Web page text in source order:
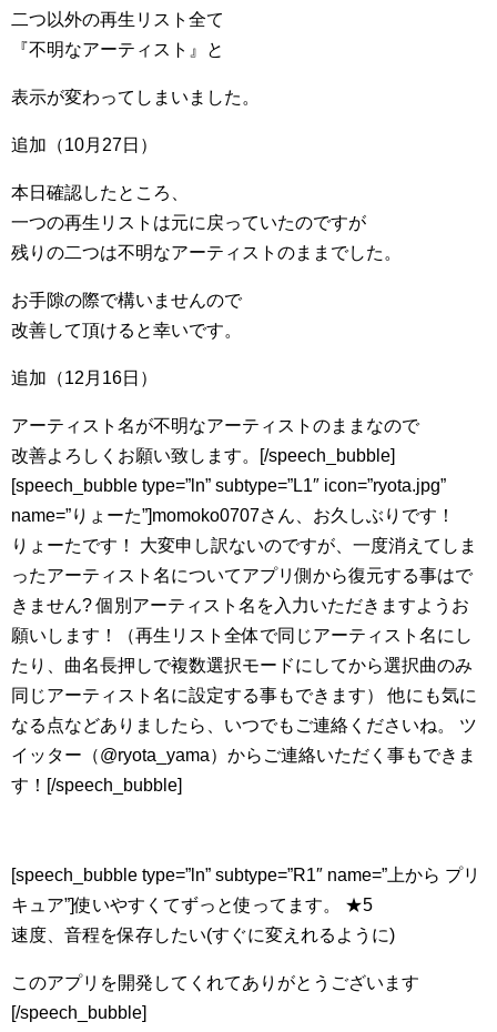
二つ以外の再生リスト全て
『不明なアーティスト』と
表示が変わってしまいました。
追加（10月27日）
本日確認したところ、
一つの再生リストは元に戻っていたのですが
残りの二つは不明なアーティストのままでした。
お手隙の際で構いませんので
改善して頂けると幸いです。
追加（12月16日）
アーティスト名が不明なアーティストのままなので
改善よろしくお願い致します。[/speech_bubble]
[speech_bubble type=”ln” subtype=”L1″ icon=”ryota.jpg”
name=”りょーた”]momoko0707さん、お久しぶりです！
りょーたです！ 大変申し訳ないのですが、一度消えてしま
ったアーティスト名についてアプリ側から復元する事はで
きません? 個別アーティスト名を入力いただきますようお
願いします！（再生リスト全体で同じアーティスト名にし
たり、曲名長押しで複数選択モードにしてから選択曲のみ
同じアーティスト名に設定する事もできます） 他にも気に
なる点などありましたら、いつでもご連絡くださいね。 ツ
イッター（@ryota_yama）からご連絡いただく事もできま
す！[/speech_bubble]
[speech_bubble type=”ln” subtype=”R1″ name=”上から プリ
キュア”]使いやすくてずっと使ってます。 ★5
速度、音程を保存したい(すぐに変えれるように)
このアプリを開発してくれてありがとうございます
[/speech_bubble]